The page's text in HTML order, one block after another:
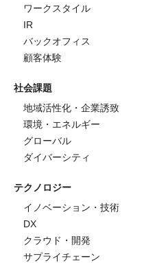
ワークスタイル
IR
バックオフィス
顧客体験
社会課題
地域活性化・企業誘致
環境・エネルギー
グローバル
ダイバーシティ
テクノロジー
イノベーション・技術
DX
クラウド・開発
サプライチェーン